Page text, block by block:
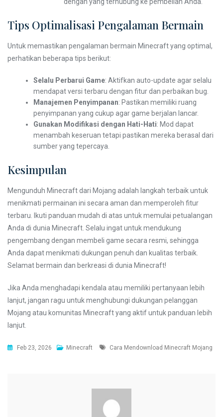
Tips Optimalisasi Pengalaman Bermain
Untuk memastikan pengalaman bermain Minecraft yang optimal,
perhatikan beberapa tips berikut:
Selalu Perbarui Game: Aktifkan auto-update agar selalu
mendapat versi terbaru dengan fitur dan perbaikan bug.
Manajemen Penyimpanan: Pastikan memiliki ruang
penyimpanan yang cukup agar game berjalan lancar.
Gunakan Modifikasi dengan Hati-Hati: Mod dapat
menambah keseruan tetapi pastikan mereka berasal dari
sumber yang tepercaya.
Kesimpulan
Mengunduh Minecraft dari Mojang adalah langkah terbaik untuk
menikmati permainan ini secara aman dan memperoleh fitur
terbaru. Ikuti panduan mudah di atas untuk memulai petualangan
Anda di dunia Minecraft. Selalu ingat untuk mendukung
pengembang dengan membeli game secara resmi, sehingga
Anda dapat menikmati dukungan penuh dan kualitas terbaik.
Selamat bermain dan berkreasi di dunia Minecraft!
Jika Anda menghadapi kendala atau memiliki pertanyaan lebih
lanjut, jangan ragu untuk menghubungi dukungan pelanggan
Mojang atau komunitas Minecraft yang aktif untuk panduan lebih
lanjut.
Feb 23, 2026 Minecraft Tags
Cara Mendownload Minecraft Mojang